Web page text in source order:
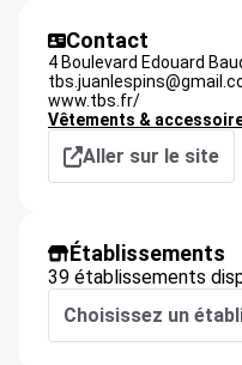
Contact
4 Boulevard Edouard
www.tbs.fr/
Vêtements &
Aller sur le site
Établissements
39 établissements
Choisissez un